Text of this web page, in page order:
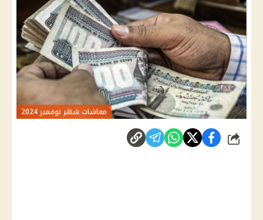
معاشات شهر نوفمبر 2024
شارك